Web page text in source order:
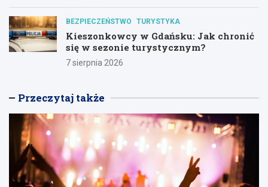
BEZPIECZEŃSTWO TURYSTYKA
Kieszonkowcy w Gdańsku: Jak chronić
się w sezonie turystycznym?
7 sierpnia 2026
Przeczytaj także